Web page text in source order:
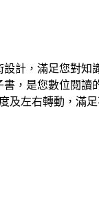
計，滿足您對
，是您數位閱
左右轉動，滿